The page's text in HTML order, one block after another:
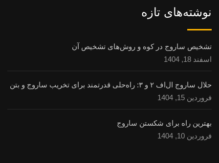
نوشته‌های تازه
تشخیص ساروج در کوه و روش‌های تشخیص آن
اسفند 18, 1404
حلال ساروج ال‌اف ۲ و ۳: راه‌حلی قدرتمند برای تخریب ساروج و بتن
فروردین 15, 1404
بهترین راه برای شکستن ساروج
فروردین 10, 1404